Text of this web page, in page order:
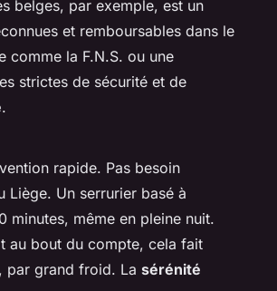
belges, par exemple, est un
et remboursables dans le
comme la F.N.S. ou une
strictes de sécurité et de
.
rapide. Pas besoin
Liège. Un serrurier basé à
minutes, même en pleine nuit.
au bout du compte, cela fait
par grand froid. La sérénité